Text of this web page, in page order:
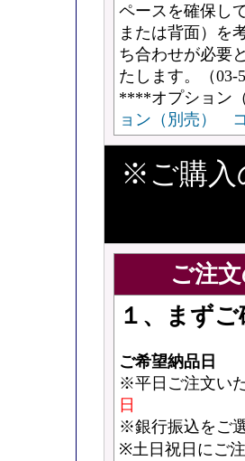
ペースを確保し
または背面）を
ち合わせが必要
たします。（03-
****オプション
ョン（別売）
※ご購入
ご注
１、まず
ご希望納品日
※平日ご注文い
日
※銀行振込をご
※土日祝日にご